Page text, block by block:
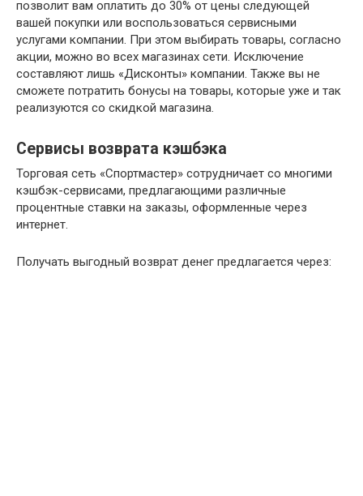
позволит вам оплатить до 30% от цены следующей
вашей покупки или воспользоваться сервисными
услугами компании. При этом выбирать товары, согласно
акции, можно во всех магазинах сети. Исключение
составляют лишь «Дисконты» компании. Также вы не
сможете потратить бонусы на товары, которые уже и так
реализуются со скидкой магазина.
Сервисы возврата кэшбэка
Торговая сеть «Спортмастер» сотрудничает со многими
кэшбэк-сервисами, предлагающими различные
процентные ставки на заказы, оформленные через
интернет.
Получать выгодный возврат денег предлагается через: